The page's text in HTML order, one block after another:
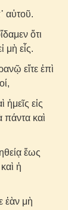
αὐτοῦ.
ὅτι
μὴ εἷς.
εἴτε ἐπὶ
ἡμεῖς εἰς
πάντα καὶ
ἕως
ἡ
ἐὰν μὴ